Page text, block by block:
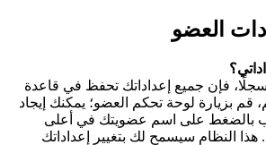
العضو
فإن جميع إعداداتك تحفظ في قاعدة
قم بزيارة لوحة تحكم العضو؛ يمكنك إيجاد
بالضغط على اسم عضويتك في أعلى
النظام سيسمح لك بتغيير إعداداتك